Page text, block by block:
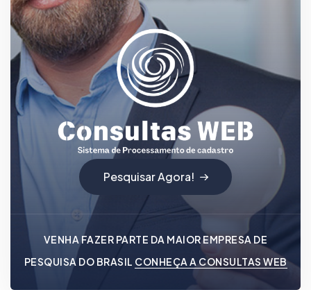
Pesquisar Agora!
VENHA FAZER PARTE DA MAIOR EMPRESA DE
PESQUISA DO BRASIL CONHEÇA A CONSULTAS WEB